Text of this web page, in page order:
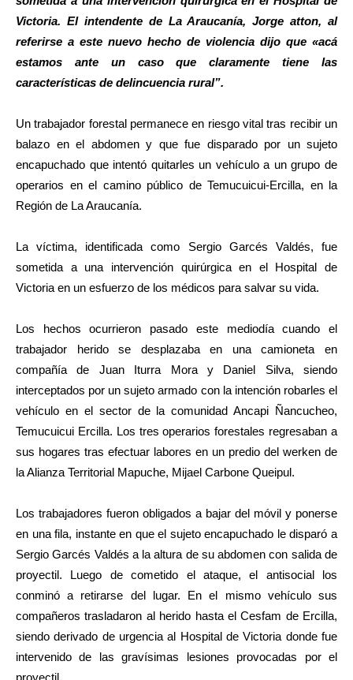
Victoria. El intendente de La Araucanía, Jorge atton, al
referirse a este nuevo hecho de violencia dijo que «acá
estamos ante un caso que claramente tiene las
características de delincuencia rural”.
Un trabajador forestal permanece en riesgo vital tras recibir un
balazo en el abdomen y que fue disparado por un sujeto
encapuchado que intentó quitarles un vehículo a un grupo de
operarios en el camino público de Temucuicui-Ercilla, en la
Región de La Araucanía.
La víctima, identificada como Sergio Garcés Valdés, fue
sometida a una intervención quirúrgica en el Hospital de
Victoria en un esfuerzo de los médicos para salvar su vida.
Los hechos ocurrieron pasado este mediodía cuando el
trabajador herido se desplazaba en una camioneta en
compañía de Juan Iturra Mora y Daniel Silva, siendo
interceptados por un sujeto armado con la intención robarles el
vehículo en el sector de la comunidad Ancapi Ñancucheo,
Temucuicui Ercilla. Los tres operarios forestales regresaban a
sus hogares tras efectuar labores en un predio del werken de
la Alianza Territorial Mapuche, Mijael Carbone Queipul.
Los trabajadores fueron obligados a bajar del móvil y ponerse
en una fila, instante en que el sujeto encapuchado le disparó a
Sergio Garcés Valdés a la altura de su abdomen con salida de
proyectil. Luego de cometido el ataque, el antisocial los
conminó a retirarse del lugar. En el mismo vehículo sus
compañeros trasladaron al herido hasta el Cesfam de Ercilla,
siendo derivado de urgencia al Hospital de Victoria donde fue
intervenido de las gravísimas lesiones provocadas por el
proyectil.